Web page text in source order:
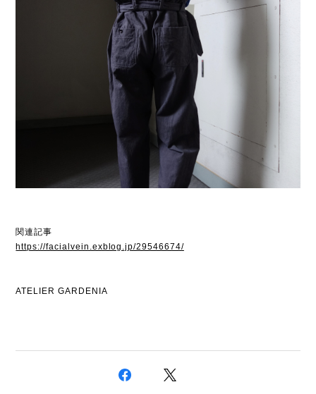
関連記事
https://facialvein.exblog.jp/29546674/
ATELIER GARDENIA